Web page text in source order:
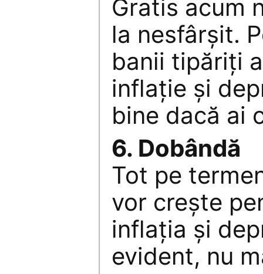
Gratis acum
la nesfârşit.
banii tipăriţi
inflaţie şi
bine dacă ai
6. Dobândă
Tot pe
vor creşte
inflaţia şi
evident, nu